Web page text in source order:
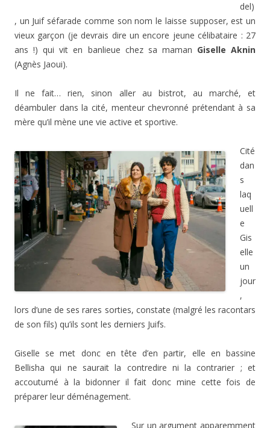
del)
, un Juif séfarade comme son nom le laisse supposer, est un
vieux garçon (je devrais dire un encore jeune célibataire : 27
ans !) qui vit en banlieue chez sa maman Giselle Aknin
(Agnès Jaoui).
Il ne fait… rien, sinon aller au bistrot, au marché, et
déambuler dans la cité, menteur chevronné prétendant à sa
mère qu’il mène une vie active et sportive.
Cité
dan
s
laq
uell
e
Gis
elle
un
jour
,
lors d’une de ses rares sorties, constate (malgré les racontars
de son fils) qu’ils sont les derniers Juifs.
Giselle se met donc en tête d’en partir, elle en bassine
Bellisha qui ne saurait la contredire ni la contrarier ; et
accoutumé à la bidonner il fait donc mine cette fois de
préparer leur déménagement.
Sur un argument apparemment